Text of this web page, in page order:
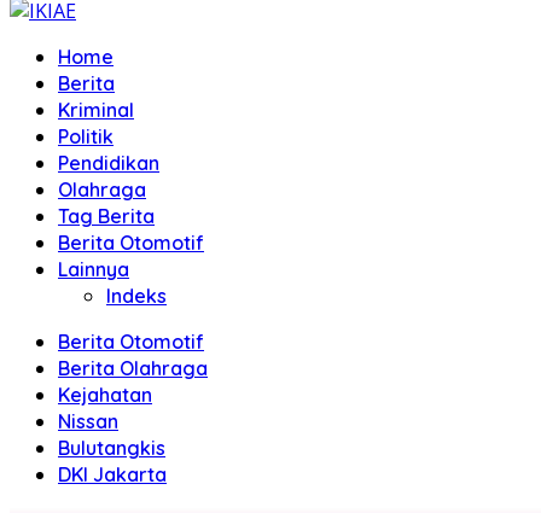
Home
Berita
Kriminal
Politik
Pendidikan
Olahraga
Tag Berita
Berita Otomotif
Lainnya
Indeks
Berita Otomotif
Berita Olahraga
Kejahatan
Nissan
Bulutangkis
DKI Jakarta